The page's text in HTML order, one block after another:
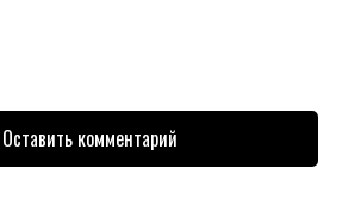
Оставить комментарий